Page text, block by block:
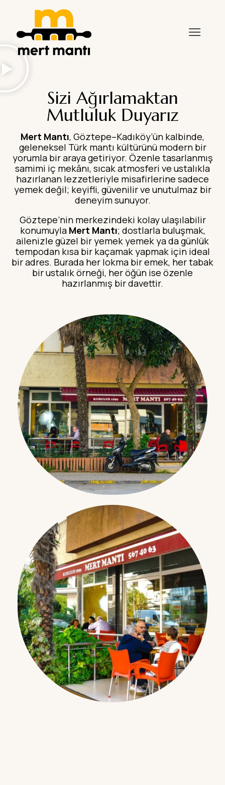
Sizi Ağırlamaktan
Mutluluk Duyarız
Mert Mantı, Göztepe–Kadıköy’ün kalbinde,
geleneksel Türk mantı kültürünü modern bir
yorumla bir araya getiriyor. Özenle tasarlanmış
samimi iç mekânı, sıcak atmosferi ve ustalıkla
hazırlanan lezzetleriyle misafirlerine sadece
yemek değil; keyifli, güvenilir ve unutulmaz bir
deneyim sunuyor.
Göztepe’nin merkezindeki kolay ulaşılabilir
konumuyla Mert Mantı; dostlarla buluşmak,
ailenizle güzel bir yemek yemek ya da günlük
tempodan kısa bir kaçamak yapmak için ideal
bir adres. Burada her lokma bir emek, her tabak
bir ustalık örneği, her öğün ise özenle
hazırlanmış bir davettir.